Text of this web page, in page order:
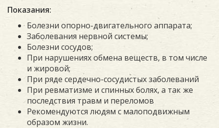
Показания:
Болезни опорно-двигательного аппарата;
Заболевания нервной системы;
Болезни сосудов;
При нарушениях обмена веществ, в том числе
и жировой;
При ряде сердечно-сосудистых заболеваний
При ревматизме и спинных болях, а так же
последствия травм и переломов
Рекомендуются людям с малоподвижным
образом жизни.